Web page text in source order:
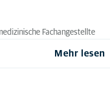
Fachangestellte
Mehr lesen